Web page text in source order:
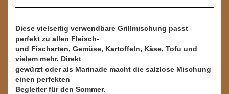
Diese vielseitig verwendbare Grillmischung passt
perfekt zu allen Fleisch-
und Fischarten, Gemüse, Kartoffeln, Käse, Tofu und
vielem mehr. Direkt
gewürzt oder als Marinade macht die salzlose Mischung
einen perfekten
Begleiter für den Sommer.